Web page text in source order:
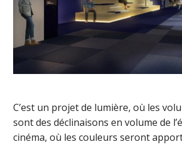
C’est un projet de lumière, où les
sont des déclinaisons en volume de
cinéma, où les couleurs seront